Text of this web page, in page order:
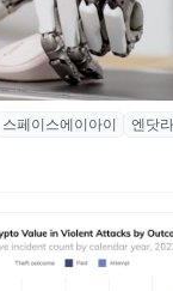
크 스타트업 3
든다
스페이스에이아이 엔닷